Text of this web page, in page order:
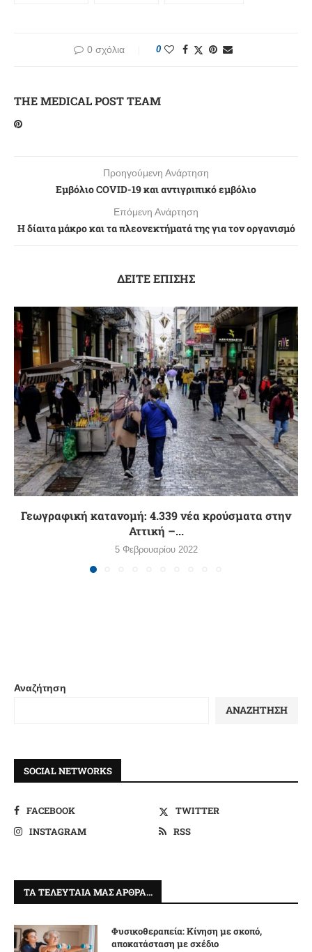
0 σχόλια 0
THE MEDICAL POST TEAM
Προηγούμενη Ανάρτηση
Εμβόλιο COVID-19 και αντιγριπικό εμβόλιο
Επόμενη Ανάρτηση
Η δίαιτα μάκρο και τα πλεονεκτήματά της για τον οργανισμό
ΔΕΙΤΕ ΕΠΙΣΗΣ
Γεωγραφική κατανομή: 4.339 νέα κρούσματα στην
Αττική –...
5 Φεβρουαρίου 2022
Αναζήτηση
ΑΝΑΖΉΤΗΣΗ
SOCIAL NETWORKS
FACEBOOK
TWITTER
INSTAGRAM
RSS
ΤΑ ΤΕΛΕΥΤΑΊΑ ΜΑΣ ΆΡΘΡΑ…
Φυσικοθεραπεία: Κίνηση με σκοπό,
αποκατάσταση με σχέδιο